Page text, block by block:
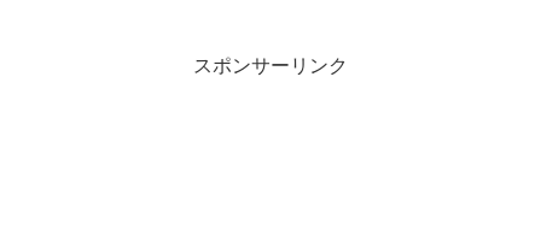
ジンでフィッシングなどの情報が
スポンサーリンク